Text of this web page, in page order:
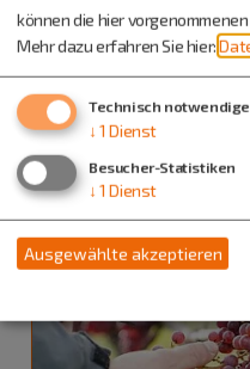
Kulinarische Veranstaltungen
Federweißer
am Bleimer Schloss
können die hier
Mehr dazu erfahren Sie hier:
Technisch
↓ 1 Dienst
Besucher-Statistiken
↓ 1 Dienst
Ausgewählte akzeptieren